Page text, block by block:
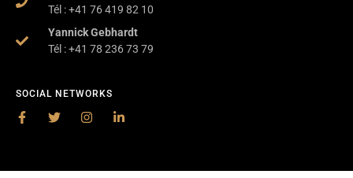
SOCIAL NETWORKS
Tél : +41 76 419 82 10
Yannick Gebhardt
Tél : +41 78 236 73 79